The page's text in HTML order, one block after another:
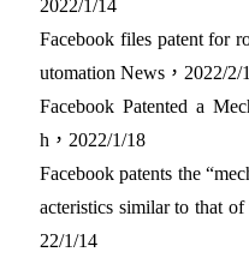
2022/1/14
Facebook files patent for
utomation News，2022/2/1
Facebook Patented a
h，2022/1/18
Facebook patents the
acteristics similar to that
22/1/14